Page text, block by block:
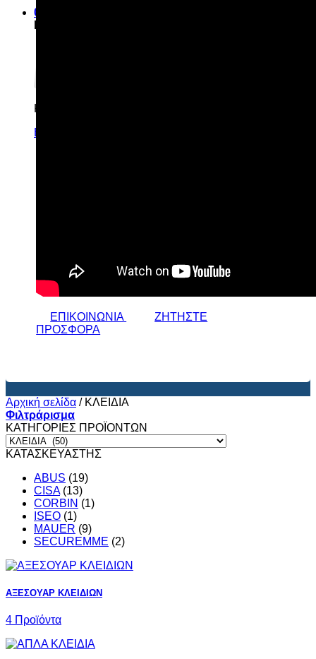
0
Κανένα προϊόν στο καλάθι σας.
Επιστροφή στο κατάστημα
ΕΠΙΚΟΙΝΩΝΙΑ
ΖΗΤΗΣΤΕ
ΠΡΟΣΦΟΡΑ
Αρχική σελίδα /ΚΛΕΙΔΙΑ
Φιλτράρισμα
ΚΑΤΗΓΟΡΙΕΣ ΠΡΟΪΟΝΤΩΝ
ΚΑΤΑΣΚΕΥΑΣΤΗΣ
ABUS (19)
CISA (13)
CORBIN (1)
ISEO (1)
MAUER (9)
SECUREMME (2)
ΑΞΕΣΟΥΑΡ ΚΛΕΙΔΙΩΝ
4 Προϊόντα